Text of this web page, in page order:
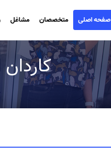
صفحه اصلی متخصصان مشاغل